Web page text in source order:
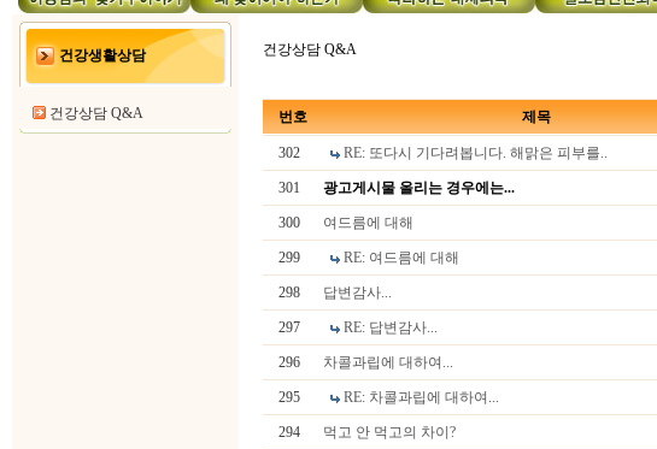
건강생활상담
건강상담 Q&A
건강상담 Q&A
번호 제목
302 RE: 또다시 기다려봅니다. 해맑은 피부를..
301 광고게시물 올리는 경우에는...
300 여드름에 대해
299 RE: 여드름에 대해
298 답변감사...
297 RE: 답변감사...
296 차콜과립에 대하여...
295 RE: 차콜과립에 대하여...
294 먹고 안 먹고의 차이?